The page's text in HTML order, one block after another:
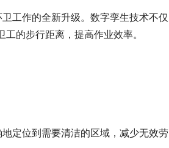
工作的全新升级。数字孪生技术不仅
的步行距离，提高作业效率。
定位到需要清洁的区域，减少无效劳